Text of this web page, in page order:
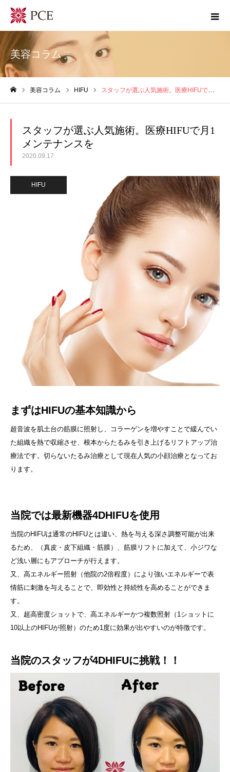
美容コラム
美容コラム HIFU スタッフが選ぶ人気施術。医療HIFUで月1メンテナンスを
スタッフが選ぶ人気施術。医療HIFUで月1
メンテナンスを
2020.09.17
HIFU
まずはHIFUの基本知識から
超音波を肌土台の筋膜に照射し、コラーゲンを増やすことで緩んでい
た組織を熱で収縮させ、根本からたるみを引き上げるリフトアップ治
療法です。切らないたるみ治療として現在人気の小顔治療となってお
ります。
当院では最新機器4DHIFUを使用
当院のHIFUは通常のHIFUとは違い、熱を与える深さ調整可能が出来
るため、（真皮・皮下組織・筋膜）、筋膜リフトに加えて、小ジワな
ど浅い層にもアプローチが行えます。
又、高エネルギー照射（他院の2倍程度）により強いエネルギーで表
情筋に刺激を与えることで、即効性と持続性を高めることができま
す。
又、超高密度ショットで、高エネルギーかつ複数照射（1ショットに
10以上のHIFUが照射）のため1度に効果が出やすいのが特徴です。
当院のスタッフが4DHIFUに挑戦！！